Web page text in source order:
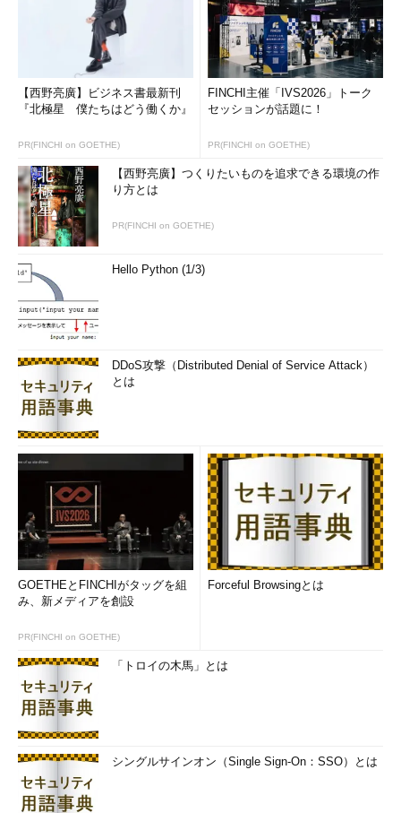
コストと性能のバランスに優れたストレージとして、Hyper-V
用にお勧めなのが「Shared SAS（Serial Attached SCSI）」であ
る。Shared SASは2007年ごろから対応製品が出始めた新世代の
共有ストレージで、iSCSIと同程度の低コストなのに対し、帯域
は3Gbit/s×4と非常に優れている。ファイバ・チャネルとiSCSIの
いいとこ取りといった印象だ。
現在主流の帯
域
機器コスト
共有ストレージの比較
2007年ごろから対応製品が出始めたShared SASは、ファイバ・チャネルと
iSCSIのいいとこ取りといったイメージ。性能とコストのバランスが最も優れ
ている。
Hyper-V 2.0の利用
最後に、Hyper-V 2.0の利用について触れておこう。インスト
ールや管理方法は、基本的に1.0と変わらないので過去の記事を
参照してほしい。ここでは2.0で変更された部分を中心に説明す
Windows Server 2008にHyper-Vをインストールする
（Windows Server Insider TIPS）
Hyper-Vの仮想マシンを作成する
Insider TIPS）
Hyper-V 2.0のインストールは驚くほど簡単だ。冒頭で標準付
属と説明したとおり、Hyper-V 2.0はWindows Server 2008 R2の
「役割」にラインアップされている。つまり、IISなどと同様に
「役割の追加ウィザード」でHyper-Vを追加するだけだ。
【西野亮廣】ビジネス書最新刊
『北極星 僕たちはどう働くか』
PR(FINCHI on GOETHE)
FINCHI主催「IVS2026」トーク
セッションが話題に！
PR(FINCHI on GOETHE)
【西野亮廣】つくりたいものを追求できる環境の作
り方とは
PR(FINCHI on GOETHE)
Hello Python (1/3)
DDoS攻撃（Distributed Denial of Service Attack）
とは
GOETHEとFINCHIがタッグを組
み、新メディアを創設
PR(FINCHI on GOETHE)
Forceful Browsingとは
「トロイの木馬」とは
シングルサインオン（Single Sign-On：SSO）とは